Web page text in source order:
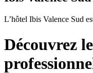
L’hôtel Ibis Valence Sud
Découvrez